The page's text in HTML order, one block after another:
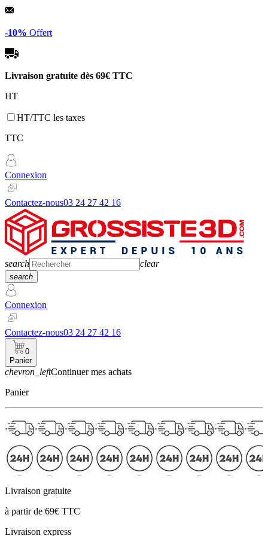
Panneau de gestion des cookies
-10% Offert
Livraison gratuite dès 69€ TTC
HT
HT/TTC les taxes
TTC
Connexion
Contactez-nous03 24 27 42 16
search clear
search
Connexion
Contactez-nous03 24 27 42 16
0
Panier
chevron_leftContinuer mes achats
Panier
Livraison gratuite
à partir de 69€ TTC
Livraison express